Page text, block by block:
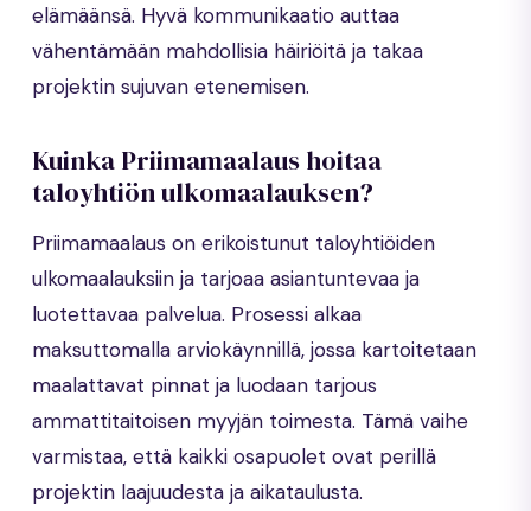
elämäänsä. Hyvä kommunikaatio auttaa
vähentämään mahdollisia häiriöitä ja takaa
projektin sujuvan etenemisen.
Kuinka Priimamaalaus hoitaa
taloyhtiön ulkomaalauksen?
Priimamaalaus on erikoistunut taloyhtiöiden
ulkomaalauksiin ja tarjoaa asiantuntevaa ja
luotettavaa palvelua. Prosessi alkaa
maksuttomalla arviokäynnillä, jossa kartoitetaan
maalattavat pinnat ja luodaan tarjous
ammattitaitoisen myyjän toimesta. Tämä vaihe
varmistaa, että kaikki osapuolet ovat perillä
projektin laajuudesta ja aikataulusta.